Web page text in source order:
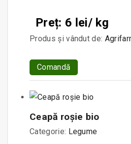
Preț: 6 lei/ kg
Produs și vândut de:
Comandă
Ceapă roșie bio
Categorie: Legume